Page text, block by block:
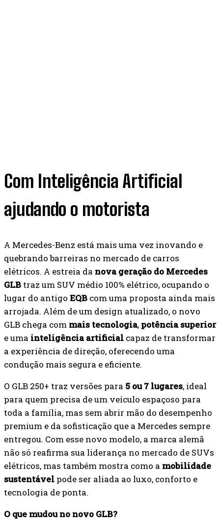
Com Inteligência Artificial
ajudando o motorista
A Mercedes-Benz está mais uma vez inovando e
quebrando barreiras no mercado de carros
elétricos. A estreia da nova geração do Mercedes
GLB traz um SUV médio 100% elétrico, ocupando o
lugar do antigo EQB com uma proposta ainda mais
arrojada. Além de um design atualizado, o novo
GLB chega com mais tecnologia, potência superior
e uma inteligência artificial capaz de transformar
a experiência de direção, oferecendo uma
condução mais segura e eficiente.
O GLB 250+ traz versões para 5 ou 7 lugares, ideal
para quem precisa de um veículo espaçoso para
toda a família, mas sem abrir mão do desempenho
premium e da sofisticação que a Mercedes sempre
entregou. Com esse novo modelo, a marca alemã
não só reafirma sua liderança no mercado de SUVs
elétricos, mas também mostra como a mobilidade
sustentável pode ser aliada ao luxo, conforto e
tecnologia de ponta.
O que mudou no novo GLB?